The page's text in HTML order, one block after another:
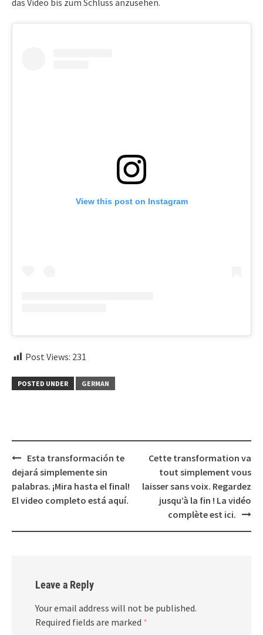
das Video bis zum Schluss anzusehen.
View this post on Instagram
Post Views: 231
POSTED UNDER GERMAN
Post
navigation
Esta transformación te
dejará simplemente sin
palabras. ¡Mira hasta el final!
El video completo está aquí.
Cette transformation va
tout simplement vous
laisser sans voix. Regardez
jusqu’à la fin ! La vidéo
complète est ici.
Leave a Reply
Your email address will not be published.
Required fields are marked *